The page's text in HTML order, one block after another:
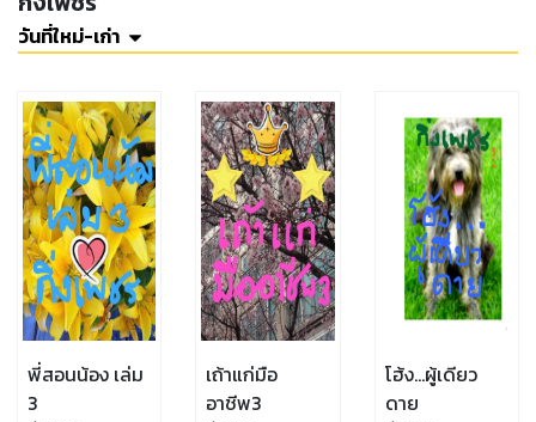
วันที่ใหม่-เก่า
พี่สอนน้อง เล่ม
3
เถ้าแก่มือ
อาชีพ3
โฮ้ง...ผู้เดียว
ดาย